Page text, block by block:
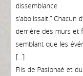
dissemblance
s’abolissait.” Chacun
derrière des murs et
semblant que les
[…]
Fils de Pasiphaé et